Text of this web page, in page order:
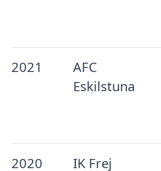
2021
AFC
Eskilstuna
2020 IK Frej